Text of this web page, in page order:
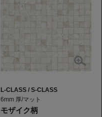
L-CLASS / S-CLASS
6mm 厚/マット
モザイク柄